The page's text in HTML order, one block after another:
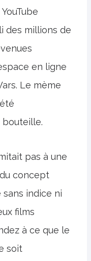
des millions de
en ligne
Le mème
pas à une
concept
indice ni
films
à ce que le
soit